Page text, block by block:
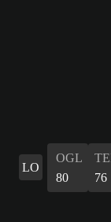
LO
OGL
80
76